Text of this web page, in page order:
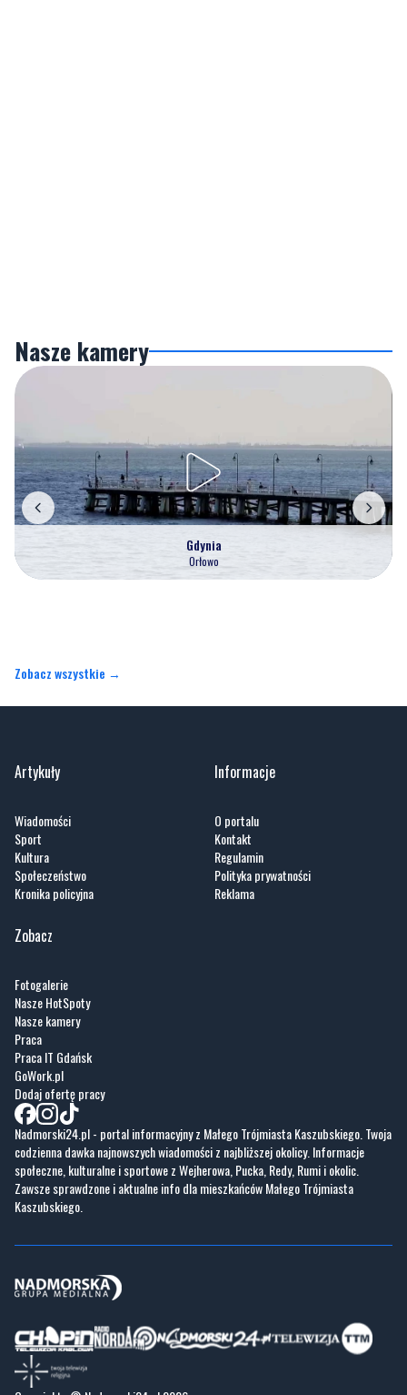
Nasze kamery
Gdynia
Orłowo
Zobacz wszystkie →
Artykuły
Wiadomości
Sport
Kultura
Społeczeństwo
Kronika policyjna
Informacje
O portalu
Kontakt
Regulamin
Polityka prywatności
Reklama
Zobacz
Fotogalerie
Nasze HotSpoty
Nasze kamery
Praca
Praca IT Gdańsk
GoWork.pl
Dodaj ofertę pracy
Nadmorski24.pl - portal informacyjny z Małego Trójmiasta Kaszubskiego. Twoja
codzienna dawka najnowszych wiadomości z najbliższej okolicy. Informacje
społeczne, kulturalne i sportowe z Wejherowa, Pucka, Redy, Rumi i okolic.
Zawsze sprawdzone i aktualne info dla mieszkańców Małego Trójmiasta
Kaszubskiego.